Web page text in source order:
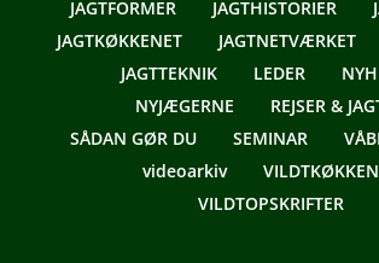
JAGTFORMER
JAGTHISTORIER
JAGTKØKKENET
JAGTNETVÆRKET
JAGTTEKNIK
LEDER
NYJÆGERNE
REJSER &
SÅDAN GØR DU
SEMINAR
videoarkiv
VILDTOPSKRIFTER